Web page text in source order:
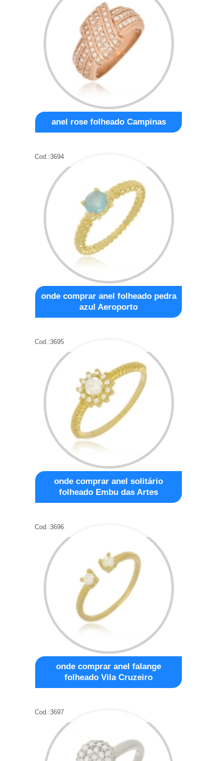
anel rose folheado Campinas
Cod.:3694
onde comprar anel folheado pedra
azul Aeroporto
Cod.:3695
onde comprar anel solitário
folheado Embu das Artes
Cod.:3696
onde comprar anel falange
folheado Vila Cruzeiro
Cod.:3697